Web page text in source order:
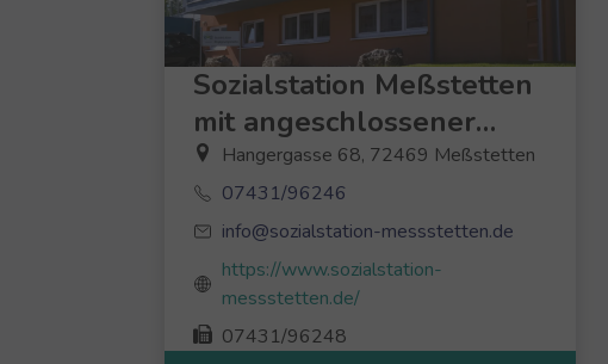
Sozialstation Meßstetten
mit angeschlossener
Nachbarschaftshilfe
Hangergasse 68, 72469 Meßstetten
07431/96246
info@sozialstation-messstetten.de
https://www.sozialstation-
messstetten.de/
07431/96248